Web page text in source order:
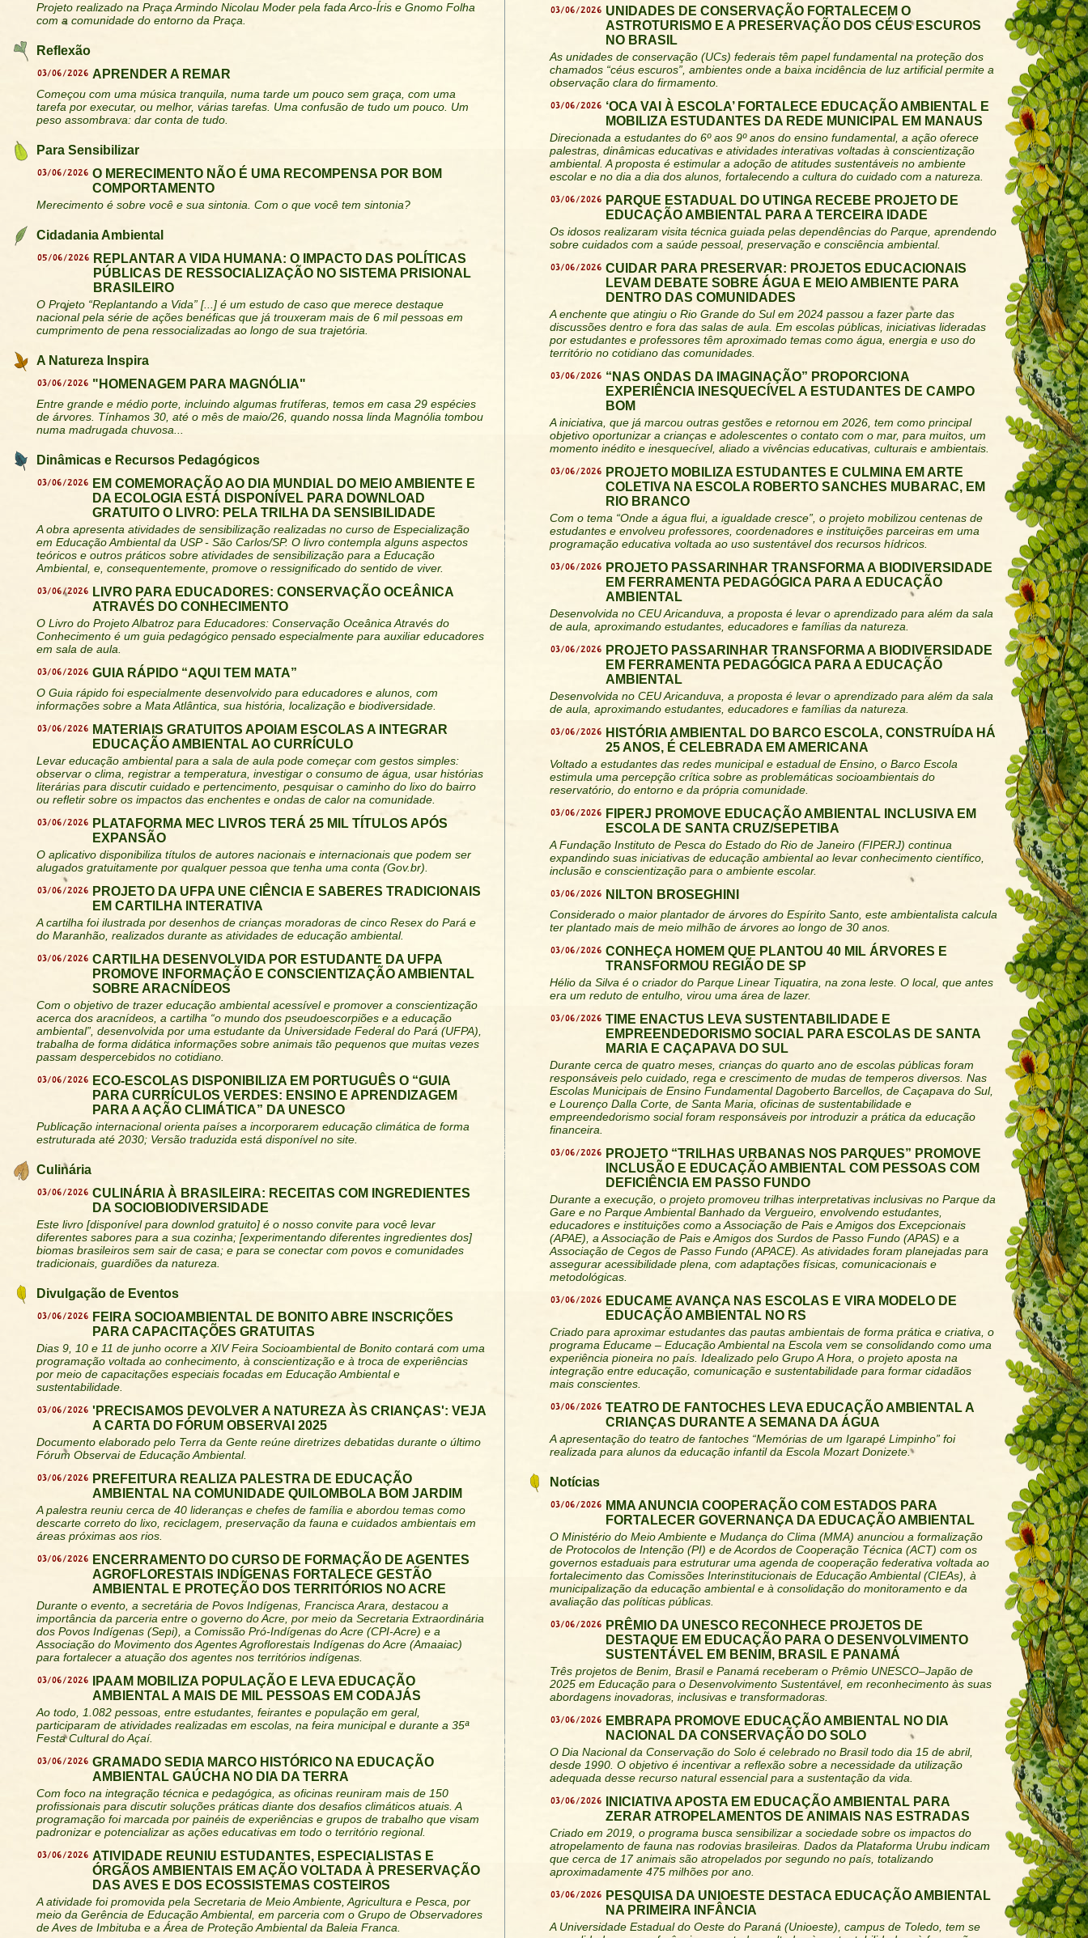
Projeto realizado na Praça Armindo Nicolau Moder pela fada Arco-Íris e Gnomo Folha
com a comunidade do entorno da Praça.
Reflexão
03/06/2026 APRENDER A REMAR
Começou com uma música tranquila, numa tarde um pouco sem graça, com uma
tarefa por executar, ou melhor, várias tarefas. Uma confusão de tudo um pouco. Um
peso assombrava: dar conta de tudo.
Para Sensibilizar
03/06/2026 O MERECIMENTO NÃO É UMA RECOMPENSA POR BOM
COMPORTAMENTO
Merecimento é sobre você e sua sintonia. Com o que você tem sintonia?
Cidadania Ambiental
05/06/2026 REPLANTAR A VIDA HUMANA: O IMPACTO DAS POLÍTICAS
PÚBLICAS DE RESSOCIALIZAÇÃO NO SISTEMA PRISIONAL
BRASILEIRO
O Projeto “Replantando a Vida” [...] é um estudo de caso que merece destaque
nacional pela série de ações benéficas que já trouxeram mais de 6 mil pessoas em
cumprimento de pena ressocializadas ao longo de sua trajetória.
A Natureza Inspira
03/06/2026 "HOMENAGEM PARA MAGNÓLIA"
Entre grande e médio porte, incluindo algumas frutíferas, temos em casa 29 espécies
de árvores. Tínhamos 30, até o mês de maio/26, quando nossa linda Magnólia tombou
numa madrugada chuvosa...
Dinâmicas e Recursos Pedagógicos
03/06/2026 EM COMEMORAÇÃO AO DIA MUNDIAL DO MEIO AMBIENTE E
DA ECOLOGIA ESTÁ DISPONÍVEL PARA DOWNLOAD
GRATUITO O LIVRO: PELA TRILHA DA SENSIBILIDADE
A obra apresenta atividades de sensibilização realizadas no curso de Especialização
em Educação Ambiental da USP - São Carlos/SP. O livro contempla alguns aspectos
teóricos e outros práticos sobre atividades de sensibilização para a Educação
Ambiental, e, consequentemente, promove o ressignificado do sentido de viver.
03/06/2026 LIVRO PARA EDUCADORES: CONSERVAÇÃO OCEÂNICA
ATRAVÉS DO CONHECIMENTO
O Livro do Projeto Albatroz para Educadores: Conservação Oceânica Através do
Conhecimento é um guia pedagógico pensado especialmente para auxiliar educadores
em sala de aula.
03/06/2026 GUIA RÁPIDO “AQUI TEM MATA”
O Guia rápido foi especialmente desenvolvido para educadores e alunos, com
informações sobre a Mata Atlântica, sua história, localização e biodiversidade.
03/06/2026 MATERIAIS GRATUITOS APOIAM ESCOLAS A INTEGRAR
EDUCAÇÃO AMBIENTAL AO CURRÍCULO
Levar educação ambiental para a sala de aula pode começar com gestos simples:
observar o clima, registrar a temperatura, investigar o consumo de água, usar histórias
literárias para discutir cuidado e pertencimento, pesquisar o caminho do lixo do bairro
ou refletir sobre os impactos das enchentes e ondas de calor na comunidade.
03/06/2026 PLATAFORMA MEC LIVROS TERÁ 25 MIL TÍTULOS APÓS
EXPANSÃO
O aplicativo disponibiliza títulos de autores nacionais e internacionais que podem ser
alugados gratuitamente por qualquer pessoa que tenha uma conta (Gov.br).
03/06/2026 PROJETO DA UFPA UNE CIÊNCIA E SABERES TRADICIONAIS
EM CARTILHA INTERATIVA
A cartilha foi ilustrada por desenhos de crianças moradoras de cinco Resex do Pará e
do Maranhão, realizados durante as atividades de educação ambiental.
03/06/2026 CARTILHA DESENVOLVIDA POR ESTUDANTE DA UFPA
PROMOVE INFORMAÇÃO E CONSCIENTIZAÇÃO AMBIENTAL
SOBRE ARACNÍDEOS
Com o objetivo de trazer educação ambiental acessível e promover a conscientização
acerca dos aracnídeos, a cartilha “o mundo dos pseudoescorpiões e a educação
ambiental”, desenvolvida por uma estudante da Universidade Federal do Pará (UFPA),
trabalha de forma didática informações sobre animais tão pequenos que muitas vezes
passam despercebidos no cotidiano.
03/06/2026 ECO-ESCOLAS DISPONIBILIZA EM PORTUGUÊS O “GUIA
PARA CURRÍCULOS VERDES: ENSINO E APRENDIZAGEM
PARA A AÇÃO CLIMÁTICA” DA UNESCO
Publicação internacional orienta países a incorporarem educação climática de forma
estruturada até 2030; Versão traduzida está disponível no site.
Culinária
03/06/2026 CULINÁRIA À BRASILEIRA: RECEITAS COM INGREDIENTES
DA SOCIOBIODIVERSIDADE
Este livro [disponível para downlod gratuito] é o nosso convite para você levar
diferentes sabores para a sua cozinha; [experimentando diferentes ingredientes dos]
biomas brasileiros sem sair de casa; e para se conectar com povos e comunidades
tradicionais, guardiões da natureza.
Divulgação de Eventos
03/06/2026 FEIRA SOCIOAMBIENTAL DE BONITO ABRE INSCRIÇÕES
PARA CAPACITAÇÕES GRATUITAS
Dias 9, 10 e 11 de junho ocorre a XIV Feira Socioambiental de Bonito contará com uma
programação voltada ao conhecimento, à conscientização e à troca de experiências
por meio de capacitações especiais focadas em Educação Ambiental e
sustentabilidade.
03/06/2026 'PRECISAMOS DEVOLVER A NATUREZA ÀS CRIANÇAS': VEJA
A CARTA DO FÓRUM OBSERVAI 2025
Documento elaborado pelo Terra da Gente reúne diretrizes debatidas durante o último
Fórum Observai de Educação Ambiental.
03/06/2026 PREFEITURA REALIZA PALESTRA DE EDUCAÇÃO
AMBIENTAL NA COMUNIDADE QUILOMBOLA BOM JARDIM
A palestra reuniu cerca de 40 lideranças e chefes de família e abordou temas como
descarte correto do lixo, reciclagem, preservação da fauna e cuidados ambientais em
áreas próximas aos rios.
03/06/2026 ENCERRAMENTO DO CURSO DE FORMAÇÃO DE AGENTES
AGROFLORESTAIS INDÍGENAS FORTALECE GESTÃO
AMBIENTAL E PROTEÇÃO DOS TERRITÓRIOS NO ACRE
Durante o evento, a secretária de Povos Indígenas, Francisca Arara, destacou a
importância da parceria entre o governo do Acre, por meio da Secretaria Extraordinária
dos Povos Indígenas (Sepi), a Comissão Pró-Indígenas do Acre (CPI-Acre) e a
Associação do Movimento dos Agentes Agroflorestais Indígenas do Acre (Amaaiac)
para fortalecer a atuação dos agentes nos territórios indígenas.
03/06/2026
IPAAM MOBILIZA POPULAÇÃO E LEVA EDUCAÇÃO
AMBIENTAL A MAIS DE MIL PESSOAS EM CODAJÁS
Ao todo, 1.082 pessoas, entre estudantes, feirantes e população em geral,
participaram de atividades realizadas em escolas, na feira municipal e durante a 35ª
Festa Cultural do Açaí.
03/06/2026 GRAMADO SEDIA MARCO HISTÓRICO NA EDUCAÇÃO
AMBIENTAL GAÚCHA NO DIA DA TERRA
Com foco na integração técnica e pedagógica, as oficinas reuniram mais de 150
profissionais para discutir soluções práticas diante dos desafios climáticos atuais. A
programação foi marcada por painéis de experiências e grupos de trabalho que visam
padronizar e potencializar as ações educativas em todo o território regional.
03/06/2026 ATIVIDADE REUNIU ESTUDANTES, ESPECIALISTAS E
ÓRGÃOS AMBIENTAIS EM AÇÃO VOLTADA À PRESERVAÇÃO
DAS AVES E DOS ECOSSISTEMAS COSTEIROS
A atividade foi promovida pela Secretaria de Meio Ambiente, Agricultura e Pesca, por
meio da Gerência de Educação Ambiental, em parceria com o Grupo de Observadores
de Aves de Imbituba e a Área de Proteção Ambiental da Baleia Franca.
03/06/2026 UNIDADES DE CONSERVAÇÃO FORTALECEM O
ASTROTURISMO E A PRESERVAÇÃO DOS CÉUS ESCUROS
NO BRASIL
As unidades de conservação (UCs) federais têm papel fundamental na proteção dos
chamados “céus escuros”, ambientes onde a baixa incidência de luz artificial permite a
observação clara do firmamento.
03/06/2026 ‘OCA VAI À ESCOLA’ FORTALECE EDUCAÇÃO AMBIENTAL E
MOBILIZA ESTUDANTES DA REDE MUNICIPAL EM MANAUS
Direcionada a estudantes do 6º aos 9º anos do ensino fundamental, a ação oferece
palestras, dinâmicas educativas e atividades interativas voltadas à conscientização
ambiental. A proposta é estimular a adoção de atitudes sustentáveis no ambiente
escolar e no dia a dia dos alunos, fortalecendo a cultura do cuidado com a natureza.
03/06/2026 PARQUE ESTADUAL DO UTINGA RECEBE PROJETO DE
EDUCAÇÃO AMBIENTAL PARA A TERCEIRA IDADE
Os idosos realizaram visita técnica guiada pelas dependências do Parque, aprendendo
sobre cuidados com a saúde pessoal, preservação e consciência ambiental.
03/06/2026 CUIDAR PARA PRESERVAR: PROJETOS EDUCACIONAIS
LEVAM DEBATE SOBRE ÁGUA E MEIO AMBIENTE PARA
DENTRO DAS COMUNIDADES
A enchente que atingiu o Rio Grande do Sul em 2024 passou a fazer parte das
discussões dentro e fora das salas de aula. Em escolas públicas, iniciativas lideradas
por estudantes e professores têm aproximado temas como água, energia e uso do
território no cotidiano das comunidades.
03/06/2026 “NAS ONDAS DA IMAGINAÇÃO” PROPORCIONA
EXPERIÊNCIA INESQUECÍVEL A ESTUDANTES DE CAMPO
BOM
A iniciativa, que já marcou outras gestões e retornou em 2026, tem como principal
objetivo oportunizar a crianças e adolescentes o contato com o mar, para muitos, um
momento inédito e inesquecível, aliado a vivências educativas, culturais e ambientais.
03/06/2026 PROJETO MOBILIZA ESTUDANTES E CULMINA EM ARTE
COLETIVA NA ESCOLA ROBERTO SANCHES MUBARAC, EM
RIO BRANCO
Com o tema “Onde a água flui, a igualdade cresce”, o projeto mobilizou centenas de
estudantes e envolveu professores, coordenadores e instituições parceiras em uma
programação educativa voltada ao uso sustentável dos recursos hídricos.
03/06/2026 PROJETO PASSARINHAR TRANSFORMA A BIODIVERSIDADE
EM FERRAMENTA PEDAGÓGICA PARA A EDUCAÇÃO
AMBIENTAL
Desenvolvida no CEU Aricanduva, a proposta é levar o aprendizado para além da sala
de aula, aproximando estudantes, educadores e famílias da natureza.
03/06/2026 PROJETO PASSARINHAR TRANSFORMA A BIODIVERSIDADE
EM FERRAMENTA PEDAGÓGICA PARA A EDUCAÇÃO
AMBIENTAL
Desenvolvida no CEU Aricanduva, a proposta é levar o aprendizado para além da sala
de aula, aproximando estudantes, educadores e famílias da natureza.
03/06/2026 HISTÓRIA AMBIENTAL DO BARCO ESCOLA, CONSTRUÍDA HÁ
25 ANOS, É CELEBRADA EM AMERICANA
Voltado a estudantes das redes municipal e estadual de Ensino, o Barco Escola
estimula uma percepção crítica sobre as problemáticas socioambientais do
reservatório, do entorno e da própria comunidade.
03/06/2026 FIPERJ PROMOVE EDUCAÇÃO AMBIENTAL INCLUSIVA EM
ESCOLA DE SANTA CRUZ/SEPETIBA
A Fundação Instituto de Pesca do Estado do Rio de Janeiro (FIPERJ) continua
expandindo suas iniciativas de educação ambiental ao levar conhecimento científico,
inclusão e conscientização para o ambiente escolar.
03/06/2026 NILTON BROSEGHINI
Considerado o maior plantador de árvores do Espírito Santo, este ambientalista calcula
ter plantado mais de meio milhão de árvores ao longo de 30 anos.
03/06/2026 CONHEÇA HOMEM QUE PLANTOU 40 MIL ÁRVORES E
TRANSFORMOU REGIÃO DE SP
Hélio da Silva é o criador do Parque Linear Tiquatira, na zona leste. O local, que antes
era um reduto de entulho, virou uma área de lazer.
03/06/2026 TIME ENACTUS LEVA SUSTENTABILIDADE E
EMPREENDEDORISMO SOCIAL PARA ESCOLAS DE SANTA
MARIA E CAÇAPAVA DO SUL
Durante cerca de quatro meses, crianças do quarto ano de escolas públicas foram
responsáveis pelo cuidado, rega e crescimento de mudas de temperos diversos. Nas
Escolas Municipais de Ensino Fundamental Dagoberto Barcellos, de Caçapava do Sul,
e Lourenço Dalla Corte, de Santa Maria, oficinas de sustentabilidade e
empreendedorismo social foram responsáveis por introduzir a prática da educação
financeira.
03/06/2026 PROJETO “TRILHAS URBANAS NOS PARQUES” PROMOVE
INCLUSÃO E EDUCAÇÃO AMBIENTAL COM PESSOAS COM
DEFICIÊNCIA EM PASSO FUNDO
Durante a execução, o projeto promoveu trilhas interpretativas inclusivas no Parque da
Gare e no Parque Ambiental Banhado da Vergueiro, envolvendo estudantes,
educadores e instituições como a Associação de Pais e Amigos dos Excepcionais
(APAE), a Associação de Pais e Amigos dos Surdos de Passo Fundo (APAS) e a
Associação de Cegos de Passo Fundo (APACE). As atividades foram planejadas para
assegurar acessibilidade plena, com adaptações físicas, comunicacionais e
metodológicas.
03/06/2026 EDUCAME AVANÇA NAS ESCOLAS E VIRA MODELO DE
EDUCAÇÃO AMBIENTAL NO RS
Criado para aproximar estudantes das pautas ambientais de forma prática e criativa, o
programa Educame – Educação Ambiental na Escola vem se consolidando como uma
experiência pioneira no país. Idealizado pelo Grupo A Hora, o projeto aposta na
integração entre educação, comunicação e sustentabilidade para formar cidadãos
mais conscientes.
03/06/2026 TEATRO DE FANTOCHES LEVA EDUCAÇÃO AMBIENTAL A
CRIANÇAS DURANTE A SEMANA DA ÁGUA
A apresentação do teatro de fantoches “Memórias de um Igarapé Limpinho” foi
realizada para alunos da educação infantil da Escola Mozart Donizete.
Notícias
03/06/2026 MMA ANUNCIA COOPERAÇÃO COM ESTADOS PARA
FORTALECER GOVERNANÇA DA EDUCAÇÃO AMBIENTAL
O Ministério do Meio Ambiente e Mudança do Clima (MMA) anunciou a formalização
de Protocolos de Intenção (PI) e de Acordos de Cooperação Técnica (ACT) com os
governos estaduais para estruturar uma agenda de cooperação federativa voltada ao
fortalecimento das Comissões Interinstitucionais de Educação Ambiental (CIEAs), à
municipalização da educação ambiental e à consolidação do monitoramento e da
avaliação das políticas públicas.
03/06/2026 PRÊMIO DA UNESCO RECONHECE PROJETOS DE
DESTAQUE EM EDUCAÇÃO PARA O DESENVOLVIMENTO
SUSTENTÁVEL EM BENIM, BRASIL E PANAMÁ
Três projetos de Benim, Brasil e Panamá receberam o Prêmio UNESCO–Japão de
2025 em Educação para o Desenvolvimento Sustentável, em reconhecimento às suas
abordagens inovadoras, inclusivas e transformadoras.
03/06/2026 EMBRAPA PROMOVE EDUCAÇÃO AMBIENTAL NO DIA
NACIONAL DA CONSERVAÇÃO DO SOLO
O Dia Nacional da Conservação do Solo é celebrado no Brasil todo dia 15 de abril,
desde 1990. O objetivo é incentivar a reflexão sobre a necessidade da utilização
adequada desse recurso natural essencial para a sustentação da vida.
03/06/2026
INICIATIVA APOSTA EM EDUCAÇÃO AMBIENTAL PARA
ZERAR ATROPELAMENTOS DE ANIMAIS NAS ESTRADAS
Criado em 2019, o programa busca sensibilizar a sociedade sobre os impactos do
atropelamento de fauna nas rodovias brasileiras. Dados da Plataforma Urubu indicam
que cerca de 17 animais são atropelados por segundo no país, totalizando
aproximadamente 475 milhões por ano.
03/06/2026 PESQUISA DA UNIOESTE DESTACA EDUCAÇÃO AMBIENTAL
NA PRIMEIRA INFÂNCIA
A Universidade Estadual do Oeste do Paraná (Unioeste), campus de Toledo, tem se